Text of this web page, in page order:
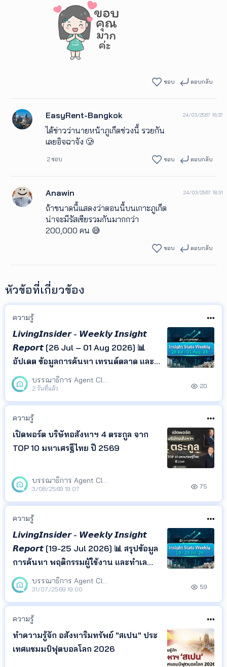
ชอบ ตอบกลับ
EasyRent-Bangkok
ได้ข่าวว่านายหน้าภูเก็ตช่วงนี้ รวยกัน
เลยอิจฉาจัง 🥲
24/03/2567 18:37
2 ชอบ ชอบ ตอบกลับ
Anawin
ถ้าขนาดนี้แสดงว่าตอนนี้บนเกาะภูเก็ต
น่าจะมีรัสเซียรวมกันมากกว่า
200,000 คน 😅
24/03/2567 18:31
ชอบ ตอบกลับ
หัวข้อที่เกี่ยวข้อง
ความรู้
𝙇𝙞𝙫𝙞𝙣𝙜𝙄𝙣𝙨𝙞𝙙𝙚𝙧 - 𝙒𝙚𝙚𝙠𝙡𝙮 𝙄𝙣𝙨𝙞𝙜𝙝𝙩
𝙍𝙚𝙥𝙤𝙧𝙩 [26 Jul – 01 Aug 2026] 📊
อัปเดต ข้อมูลการค้นหา เทรนด์ตลาด และ
ทำเลยอดนิยม จาก LivingInsider พร้อม
Insight ที่ช่วยให้คุณเข้าใจพฤติกรรมผู้
ค้นหา และติดตามทิศทางตลาด
อสังหาริมทรัพย์ได้ในที่เดียว
บรรณาธิการ Agent Club
2 วันที่แล้ว 20
ความรู้
เปิดพอร์ต บริษัทอสังหาฯ 4 ตระกูล จาก
TOP 10 มหาเศรฐีไทย ปี 2569
บรรณาธิการ Agent Club
3/08/2569 19:07 75
ความรู้
𝙇𝙞𝙫𝙞𝙣𝙜𝙄𝙣𝙨𝙞𝙙𝙚𝙧 - 𝙒𝙚𝙚𝙠𝙡𝙮 𝙄𝙣𝙨𝙞𝙜𝙝𝙩
𝙍𝙚𝙥𝙤𝙧𝙩 [19-25 Jul 2026] 📊 สรุปข้อมูล
การค้นหา พฤติกรรมผู้ใช้งาน และทำเล
ยอดนิยม จาก LivingInsider พร้อม
Insight ที่สะท้อนความสนใจของผู้ค้นหา
เพื่อช่วยให้เจ้าของอสังหาฯ เอเจนต์ และ
นักลงทุน ติดตามทิศทางตลาด และนำ
ข้อมูลไปวางแผนกา
บรรณาธิการ Agent Club
31/07/2569 19:00 59
ความรู้
ทำความรู้จัก อสังหาริมทรัพย์ "สเปน" ประ
เทศแชมมป์ฟุตบอลโลก 2026